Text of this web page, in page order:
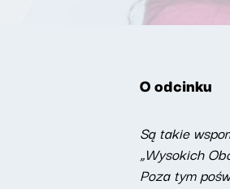
O odcinku
Są takie
„Wysokich
Poza tym